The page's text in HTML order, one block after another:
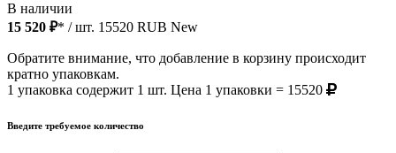
В наличии
15 520 ₽* / шт. 15520 RUB New
Обратите внимание, что добавление в корзину происходит
кратно упаковкам.
1 упаковка содержит 1 шт. Цена 1 упаковки = 15520
Введите требуемое количество